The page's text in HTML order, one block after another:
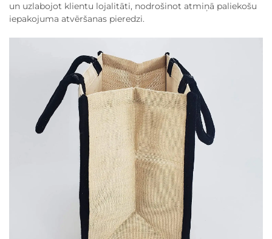
un uzlabojot klientu lojalitāti, nodrošinot atmiņā paliekošu
iepakojuma atvēršanas pieredzi.